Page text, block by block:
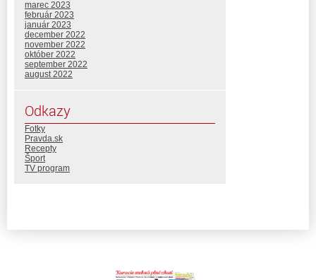
marec 2023
február 2023
január 2023
december 2022
november 2022
október 2022
september 2022
august 2022
Odkazy
Fotky
Pravda.sk
Recepty
Šport
TV program